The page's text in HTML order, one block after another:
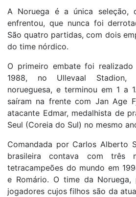
A Noruega é a única seleção,
enfrentou, que nunca foi
São quatro partidas, com dois
do time nórdico.
O primeiro embate foi
1988, no Ullevaal Stadion,
norueguesa, e terminou em 1 a
saíram na frente com Jan Age
atacante Edmar, medalhista de
Seul (Coreia do Sul) no mesmo
Comandada por Carlos Alberto
brasileira contava com três
tetracampeões do mundo em
e Romário. O time da Noruega,
jogadores cujos filhos são da